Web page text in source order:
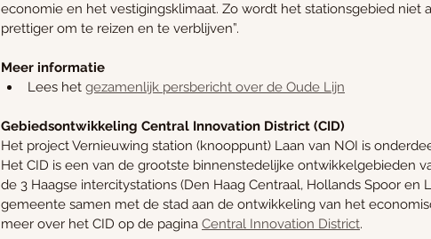
economie en het vestigingsklimaat. Zo wordt het stationsgebied niet
prettiger om te reizen en te verblijven”.
Meer informatie
Lees het gezamenlijk persbericht over de Oude Lijn
Gebiedsontwikkeling Central Innovation District (CID)
Het project Vernieuwing station (knooppunt) Laan van NOI is
Het CID is een van de grootste binnenstedelijke ontwikkelgebieden
de 3 Haagse intercitystations (Den Haag Centraal, Hollands Spoor en
gemeente samen met de stad aan de ontwikkeling van het
meer over het CID op de pagina Central Innovation District.